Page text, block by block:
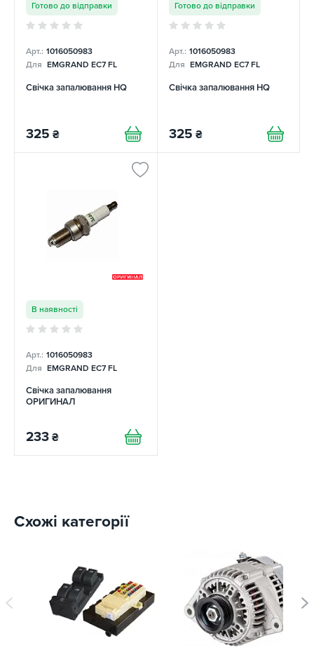
Готово до відправки
Арт.: 1016050983
Для EMGRAND EC7 FL
Свічка запалювання HQ
325 ₴
Готово до відправки
Арт.: 1016050983
Для EMGRAND EC7 FL
Свічка запалювання HQ
325 ₴
В наявності
Арт.: 1016050983
Для EMGRAND EC7 FL
Свічка запалювання
ОРИГИНАЛ
233 ₴
Схожі категорії